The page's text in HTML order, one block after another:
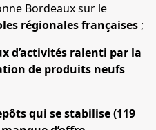
Bordeaux sur le
régionales françaises ;
d’activités ralenti par la
de produits neufs
qui se stabilise (119